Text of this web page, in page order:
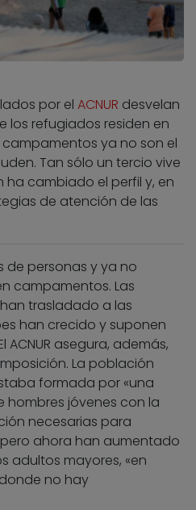
por el ACNUR desvelan
los refugiados residen en
ya no son el
Tan sólo un tercio vive
ha cambiado el perfil y, en
de atención de las
de personas y ya no
campamentos. Las
trasladado a las
han crecido y suponen
asegura, además,
La población
formada por «una
jóvenes con la
necesarias para
ahora han aumentado
adultos mayores, «en
no hay